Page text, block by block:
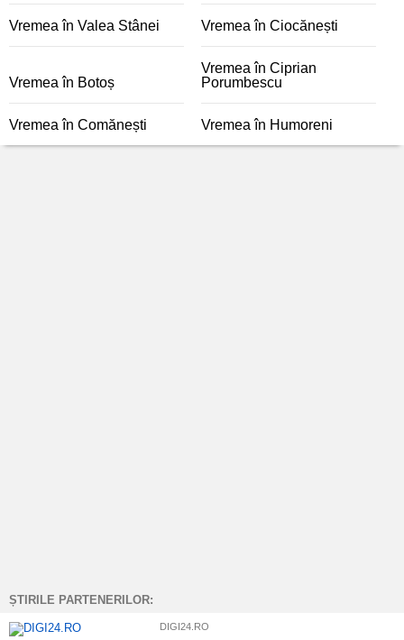
Vremea în Valea Stânei Vremea în Ciocănești
Vremea în Botoș
Vremea în Ciprian
Porumbescu
Vremea în Comănești Vremea în Humoreni
ȘTIRILE PARTENERILOR:
DIGI24.RO